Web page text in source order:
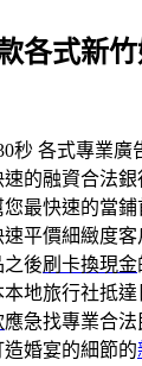
各式新
秒 各式專業廣
速的融資合法
最快速的當鋪
平價細緻度
之後刷卡換現金
地旅行社抵達
應急找專業合
婚宴的細節的